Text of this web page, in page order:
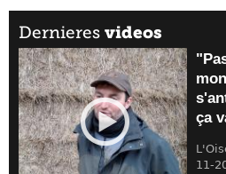
Dernieres videos
ça
11-